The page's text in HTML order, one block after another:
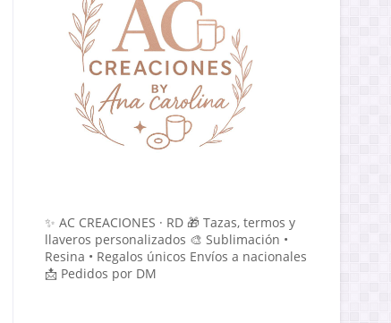
✨ AC CREACIONES · RD 🎁 Tazas, termos y
llaveros personalizados 🎨 Sublimación •
Resina • Regalos únicos Envíos a nacionales
📩 Pedidos por DM